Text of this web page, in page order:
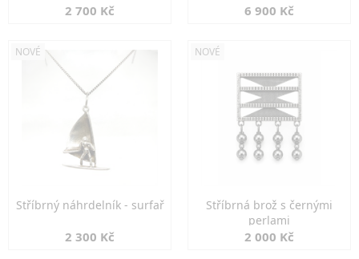
2 700 Kč 6 900 Kč
NOVÉ
Stříbrný náhrdelník - surfař
2 300 Kč
NOVÉ
Stříbrná brož s černými
perlami
2 000 Kč